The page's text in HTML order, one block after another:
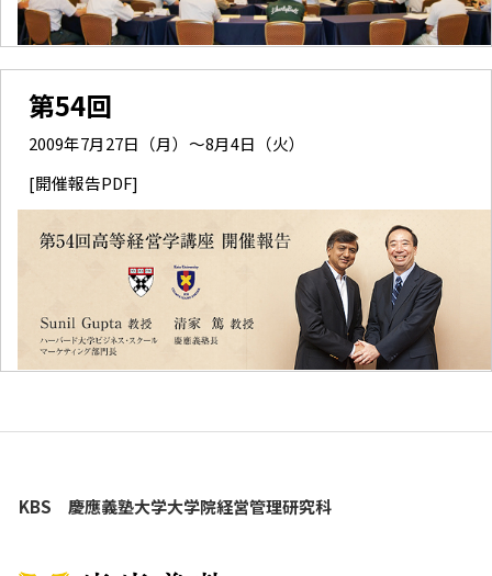
第54回
2009年7月27日（月）～8月4日（火）
[開催報告PDF]
KBS 慶應義塾大学大学院経営管理研究科